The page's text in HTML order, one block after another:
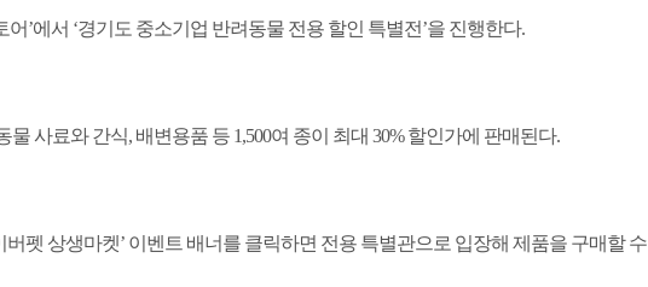
어’에서 ‘경기도 중소기업 반려동물 전용 할인 특별전’을 진행한다.
물 사료와 간식, 배변용품 등 1,500여 종이 최대 30%할인가에 판매된다.
버펫 상생마켓’ 이벤트 배너를 클릭하면 전용 특별관으로 입장해 제품을 구매할